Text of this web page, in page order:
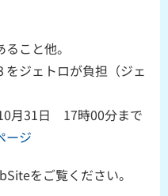
こと他。
ジェトロが負担（ジェ
月31日 17時00分まで
ージ
をご覧ください。